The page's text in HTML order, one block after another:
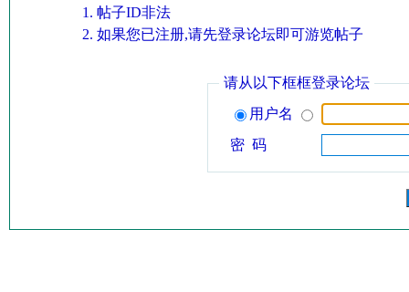
帖子ID非法
如果您已注册,请先登录论坛即可游览帖子
请从以下框框登录论坛
用户名
密 码